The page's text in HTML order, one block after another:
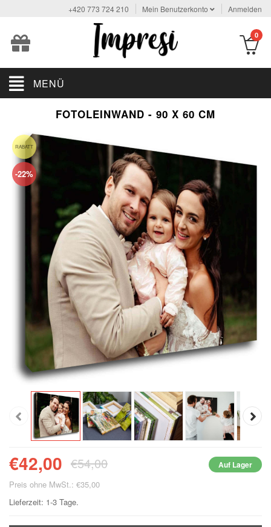
+420 773 724 210 Mein Benutzerkonto Anmelden
0
MENÜ
FOTOLEINWAND - 90 X 60 CM
RABATT
-22%
€42,00 €54,00 Auf Lager
Preis ohne MwSt.: €35,00
Lieferzeit: 1-3 Tage.